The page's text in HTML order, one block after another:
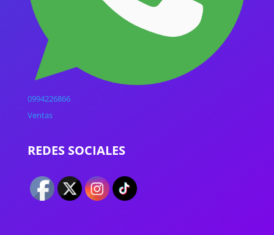
0994226866
Ventas
REDES SOCIALES